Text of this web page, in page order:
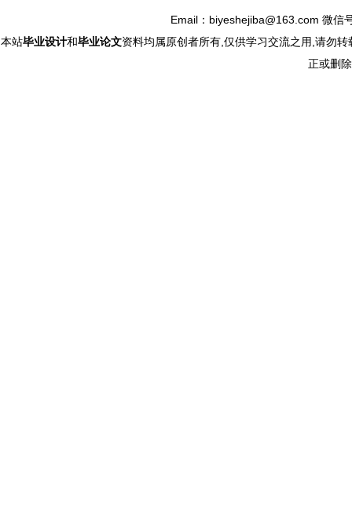
Email：biyeshejiba@163.com 微
本站毕业设计和毕业论文资料均属原创者所有,仅供学习交流之用,请勿
正或删